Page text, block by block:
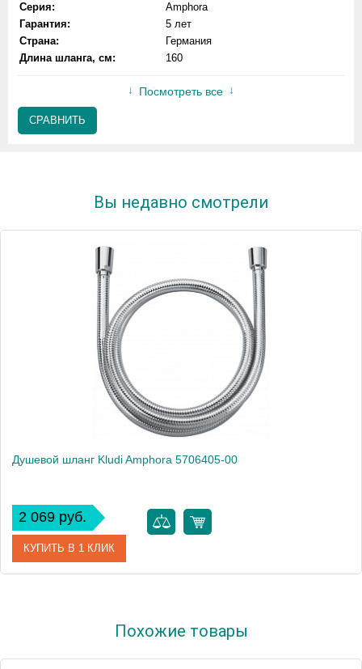
Серия:
Amphora
Гарантия:
5 лет
Страна:
Германия
Длина шланга, см:
160
Посмотреть все
СРАВНИТЬ
Вы недавно смотрели
Душевой шланг Kludi Amphora 5706405-00
2 069 руб.
КУПИТЬ В 1 КЛИК
Производитель Kludi
Похожие товары